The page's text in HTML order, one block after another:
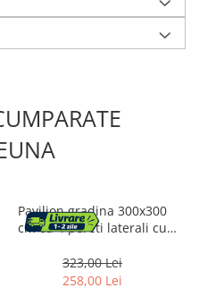
Pavilion gradina 300x300
cm cu 4 pereti laterali cu
impermeabil, cadru otel,
verde
323,00 Lei
258,00 Lei